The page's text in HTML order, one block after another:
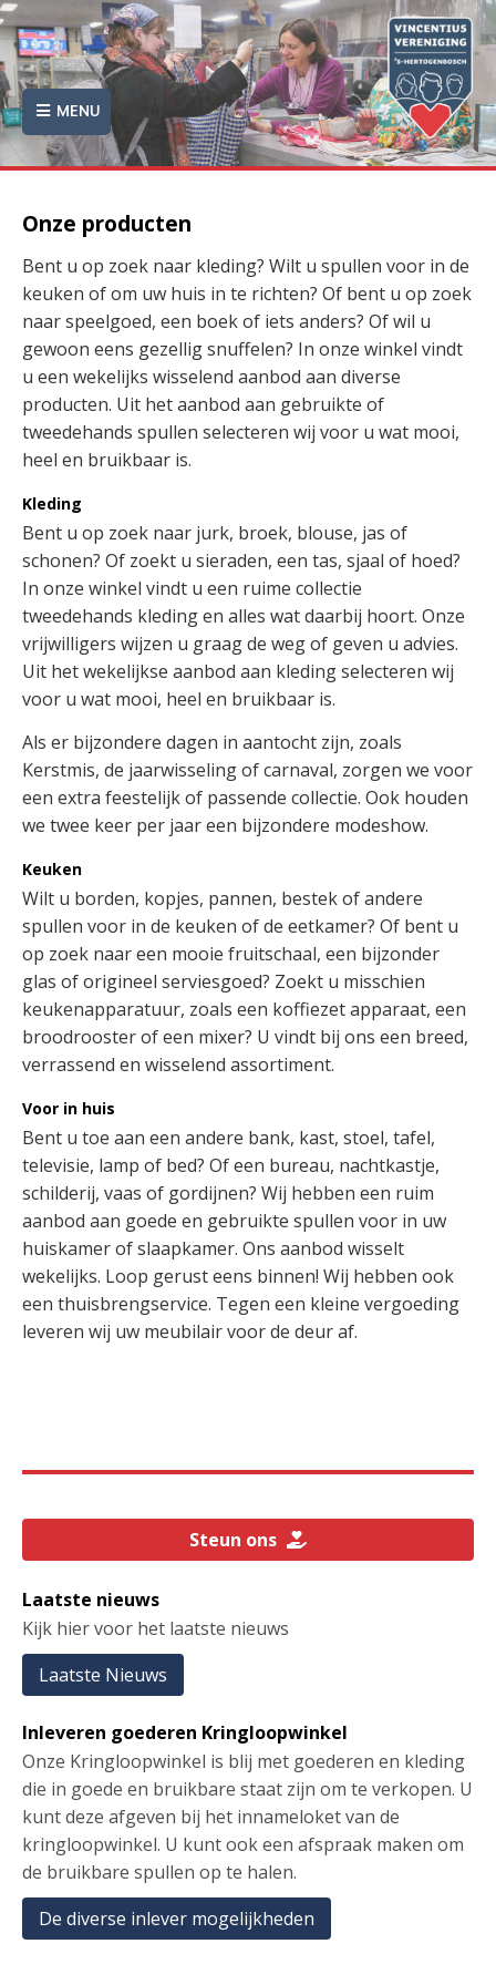
MENU
Onze producten
Bent u op zoek naar kleding? Wilt u spullen voor in de
keuken of om uw huis in te richten? Of bent u op zoek
naar speelgoed, een boek of iets anders? Of wil u
gewoon eens gezellig snuffelen? In onze winkel vindt
u een wekelijks wisselend aanbod aan diverse
producten. Uit het aanbod aan gebruikte of
tweedehands spullen selecteren wij voor u wat mooi,
heel en bruikbaar is.
Kleding
Bent u op zoek naar jurk, broek, blouse, jas of
schonen? Of zoekt u sieraden, een tas, sjaal of hoed?
In onze winkel vindt u een ruime collectie
tweedehands kleding en alles wat daarbij hoort. Onze
vrijwilligers wijzen u graag de weg of geven u advies.
Uit het wekelijkse aanbod aan kleding selecteren wij
voor u wat mooi, heel en bruikbaar is.
Als er bijzondere dagen in aantocht zijn, zoals
Kerstmis, de jaarwisseling of carnaval, zorgen we voor
een extra feestelijk of passende collectie. Ook houden
we twee keer per jaar een bijzondere modeshow.
Keuken
Wilt u borden, kopjes, pannen, bestek of andere
spullen voor in de keuken of de eetkamer? Of bent u
op zoek naar een mooie fruitschaal, een bijzonder
glas of origineel serviesgoed? Zoekt u misschien
keukenapparatuur, zoals een koffiezet apparaat, een
broodrooster of een mixer? U vindt bij ons een breed,
verrassend en wisselend assortiment.
Voor in huis
Bent u toe aan een andere bank, kast, stoel, tafel,
televisie, lamp of bed? Of een bureau, nachtkastje,
schilderij, vaas of gordijnen? Wij hebben een ruim
aanbod aan goede en gebruikte spullen voor in uw
huiskamer of slaapkamer. Ons aanbod wisselt
wekelijks. Loop gerust eens binnen! Wij hebben ook
een thuisbrengservice. Tegen een kleine vergoeding
leveren wij uw meubilair voor de deur af.
Steun ons
Laatste nieuws
Kijk hier voor het laatste nieuws
Laatste Nieuws
Inleveren goederen Kringloopwinkel
Onze Kringloopwinkel is blij met goederen en kleding
die in goede en bruikbare staat zijn om te verkopen. U
kunt deze afgeven bij het innameloket van de
kringloopwinkel. U kunt ook een afspraak maken om
de bruikbare spullen op te halen.
De diverse inlever mogelijkheden